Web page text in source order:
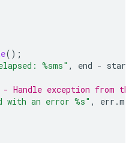
();
%sms" , end - start
- Handle exception from
with an error %s" , err .